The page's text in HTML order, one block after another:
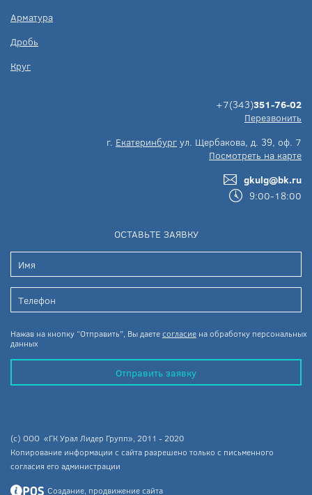
Арматура
Дробь
Круг
+7(343)351-76-02
Перезвонить
г. Екатеринбург ул. Щербакова, д. 39, оф. 7
Посмотреть на карте
gkulg@bk.ru
9:00-18:00
ОСТАВЬТЕ ЗАЯВКУ
Нажав на кнопку “Отправить”, Вы даетесогласие на обработку персональных
данных
Отправить заявку
(c) ООО «ГК Урал Лидер Групп», 2011 - 2020
Копирование информации с сайта разрешено только с письменного
согласия его администрации
Создание, продвижение сайта